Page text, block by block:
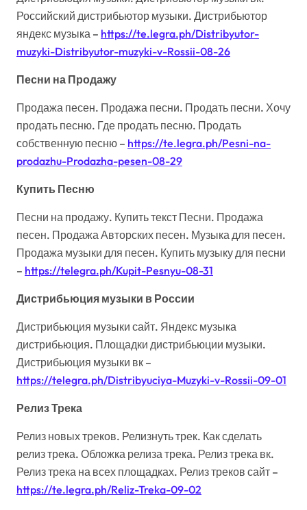
Российский дистрибьютор музыки. Дистрибьютор
яндекс музыка – https://te.legra.ph/Distribyutor-
muzyki-Distribyutor-muzyki-v-Rossii-08-26
Песни на Продажу
Продажа песен. Продажа песни. Продать песни. Хочу
продать песню. Где продать песню. Продать
собственную песню – https://te.legra.ph/Pesni-na-
prodazhu-Prodazha-pesen-08-29
Купить Песню
Песни на продажу. Купить текст Песни. Продажа
песен. Продажа Авторских песен. Музыка для песен.
Продажа музыки для песен. Купить музыку для песни
– https://telegra.ph/Kupit-Pesnyu-08-31
Дистрибьюция музыки в России
Дистрибьюция музыки сайт. Яндекс музыка
дистрибьюция. Площадки дистрибьюции музыки.
Дистрибьюция музыки вк –
https://telegra.ph/Distribyuciya-Muzyki-v-Rossii-09-01
Релиз Трека
Релиз новых треков. Релизнуть трек. Как сделать
релиз трека. Обложка релиза трека. Релиз трека вк.
Релиз трека на всех площадках. Релиз треков сайт –
https://te.legra.ph/Reliz-Treka-09-02